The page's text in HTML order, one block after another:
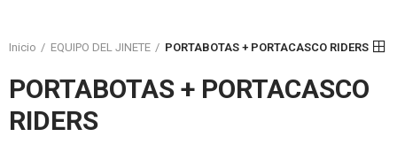
Inicio EQUIPO DEL JINETE PORTABOTAS + PORTACASCO RIDERS
PORTABOTAS + PORTACASCO
RIDERS